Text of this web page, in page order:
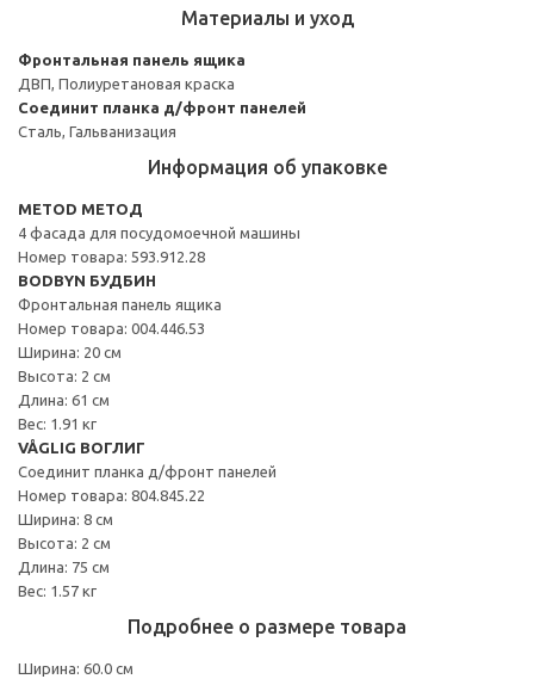
Материалы и уход
Фронтальная панель ящика
ДВП, Полиуретановая краска
Соединит планка д/фронт панелей
Сталь, Гальванизация
Информация об упаковке
METOD МЕТОД
4 фасада для посудомоечной машины
Номер товара: 593.912.28
BODBYN БУДБИН
Фронтальная панель ящика
Номер товара: 004.446.53
Ширина: 20 см
Высота: 2 см
Длина: 61 см
Вес: 1.91 кг
VÅGLIG ВОГЛИГ
Соединит планка д/фронт панелей
Номер товара: 804.845.22
Ширина: 8 см
Высота: 2 см
Длина: 75 см
Вес: 1.57 кг
Подробнее о размере товара
Ширина: 60.0 см